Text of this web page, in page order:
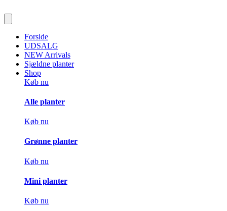
Forside
UDSALG
NEW Arrivals
Sjældne planter
Shop
Køb nu
Alle planter
Køb nu
Grønne planter
Køb nu
Mini planter
Køb nu